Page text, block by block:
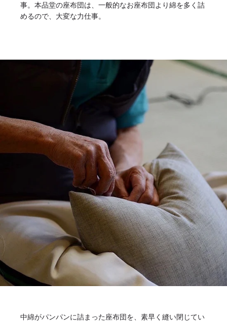
事。本品堂の座布団は、一般的なお座布団より綿を多く詰
めるので、大変な力仕事。
中綿がパンパンに詰まった座布団を、素早く縫い閉じてい